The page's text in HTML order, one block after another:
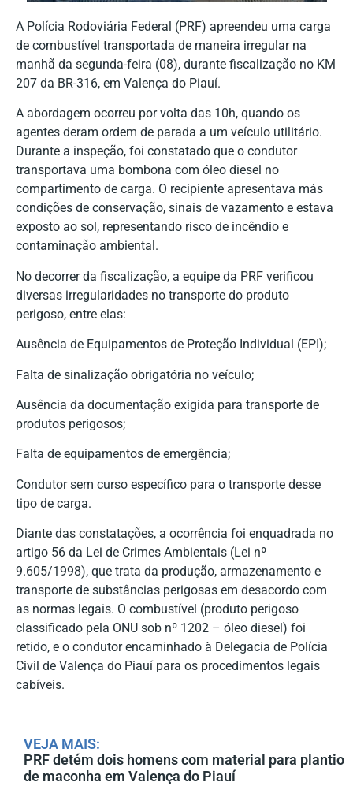
A Polícia Rodoviária Federal (PRF) apreendeu uma carga
de combustível transportada de maneira irregular na
manhã da segunda-feira (08), durante fiscalização no KM
207 da BR-316, em Valença do Piauí.
A abordagem ocorreu por volta das 10h, quando os
agentes deram ordem de parada a um veículo utilitário.
Durante a inspeção, foi constatado que o condutor
transportava uma bombona com óleo diesel no
compartimento de carga. O recipiente apresentava más
condições de conservação, sinais de vazamento e estava
exposto ao sol, representando risco de incêndio e
contaminação ambiental.
No decorrer da fiscalização, a equipe da PRF verificou
diversas irregularidades no transporte do produto
perigoso, entre elas:
Ausência de Equipamentos de Proteção Individual (EPI);
Falta de sinalização obrigatória no veículo;
Ausência da documentação exigida para transporte de
produtos perigosos;
Falta de equipamentos de emergência;
Condutor sem curso específico para o transporte desse
tipo de carga.
Diante das constatações, a ocorrência foi enquadrada no
artigo 56 da Lei de Crimes Ambientais (Lei nº
9.605/1998), que trata da produção, armazenamento e
transporte de substâncias perigosas em desacordo com
as normas legais. O combustível (produto perigoso
classificado pela ONU sob nº 1202 – óleo diesel) foi
retido, e o condutor encaminhado à Delegacia de Polícia
Civil de Valença do Piauí para os procedimentos legais
cabíveis.
VEJA MAIS:
PRF detém dois homens com material para plantio
de maconha em Valença do Piauí